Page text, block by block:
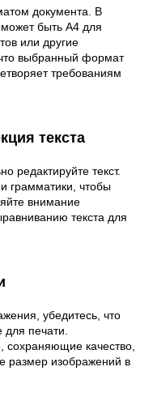
документа. В
быть A4 для
или другие
выбранный формат
требованиям
текста
редактируйте текст.
грамматики, чтобы
внимание
текста для
убедитесь, что
печати.
качество,
размер изображений в